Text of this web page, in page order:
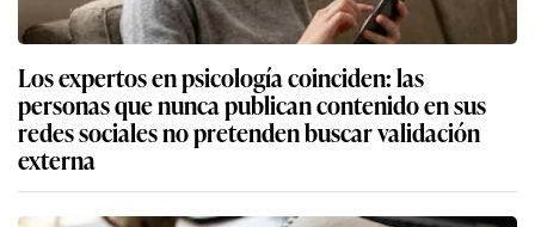
Los expertos en psicología coinciden: las
personas que nunca publican contenido en sus
redes sociales no pretenden buscar validación
externa